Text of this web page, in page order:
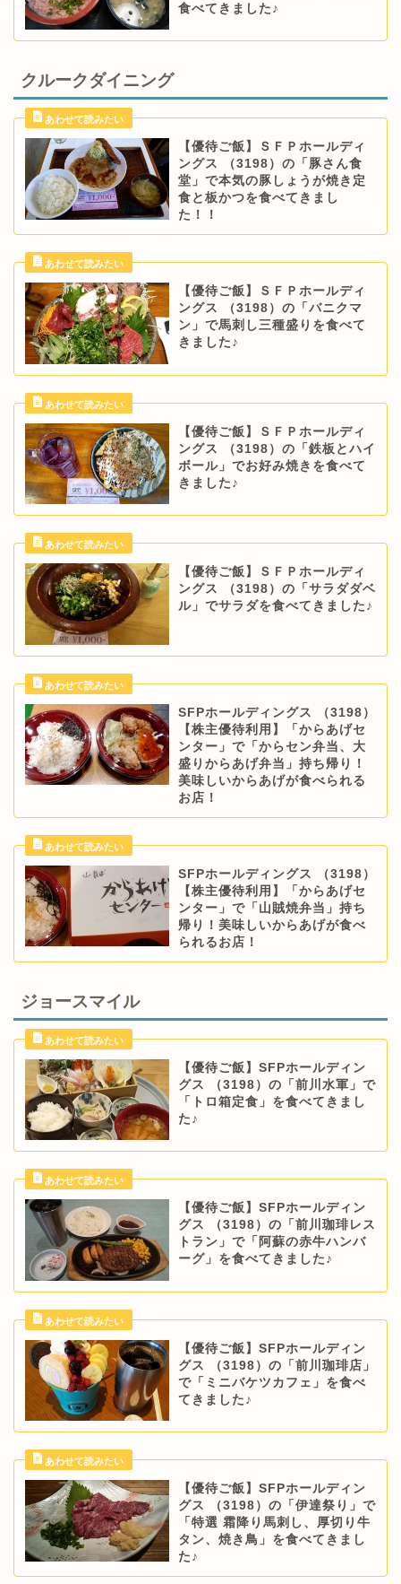
食べてきました♪
クルークダイニング
【優待ご飯】ＳＦＰホールディ
ングス （3198）の「豚さん食
堂」で本気の豚しょうが焼き定
食と板かつを食べてきまし
た！！
【優待ご飯】ＳＦＰホールディ
ングス （3198）の「バニクマ
ン」で馬刺し三種盛りを食べて
きました♪
【優待ご飯】ＳＦＰホールディ
ングス （3198）の「鉄板とハイ
ボール」でお好み焼きを食べて
きました♪
【優待ご飯】ＳＦＰホールディ
ングス （3198）の「サラダダベ
ル」でサラダを食べてきました♪
SFPホールディングス （3198）
【株主優待利用】「からあげセ
ンター」で「からセン弁当、大
盛りからあげ弁当」持ち帰り！
美味しいからあげが食べられる
お店！
SFPホールディングス （3198）
【株主優待利用】「からあげセ
ンター」で「山賊焼弁当」持ち
帰り！美味しいからあげが食べ
られるお店！
ジョースマイル
【優待ご飯】SFPホールディン
グス （3198）の「前川水軍」で
「トロ箱定食」を食べてきまし
た♪
【優待ご飯】SFPホールディン
グス （3198）の「前川珈琲レス
トラン」で「阿蘇の赤牛ハンバ
ーグ」を食べてきました♪
【優待ご飯】SFPホールディン
グス （3198）の「前川珈琲店」
で「ミニバケツカフェ」を食べ
てきました♪
【優待ご飯】SFPホールディン
グス （3198）の「伊達祭り」で
「特選 霜降り馬刺し、厚切り牛
タン、焼き鳥」を食べてきまし
た♪